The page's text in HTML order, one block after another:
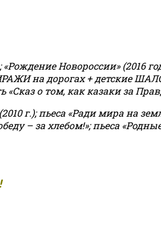
Новороссии» (2016
на дорогах + детские
«Сказ о том, как казаки за
г.); пьеса «Ради мира на
– за хлебом!»;пьеса